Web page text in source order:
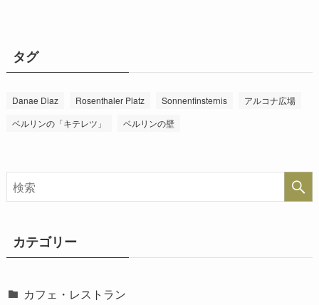
タグ
Danae Diaz Rosenthaler Platz Sonnenfinsternis
アルコナ広場
ベルリンの「キテレツ」
ベルリンの壁
カテゴリー
カフェ・レストラン